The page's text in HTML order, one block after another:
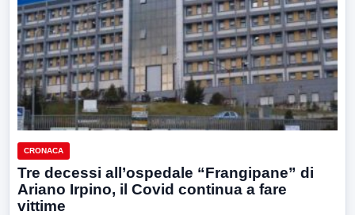
CRONACA
Tre decessi all’ospedale “Frangipane” di
Ariano Irpino, il Covid continua a fare
vittime